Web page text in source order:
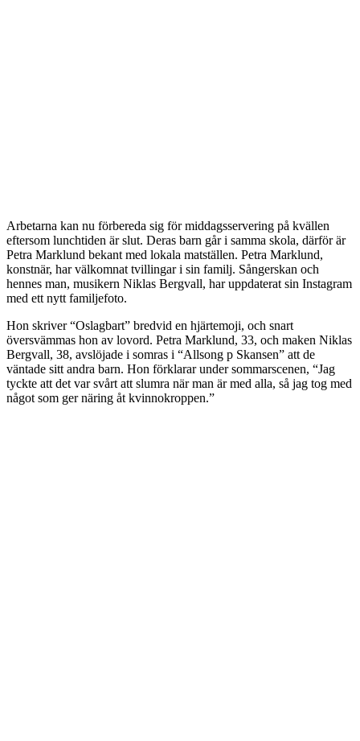
Arbetarna kan nu förbereda sig för middagsservering på kvällen
eftersom lunchtiden är slut. Deras barn går i samma skola, därför är
Petra Marklund bekant med lokala matställen. Petra Marklund,
konstnär, har välkomnat tvillingar i sin familj. Sångerskan och
hennes man, musikern Niklas Bergvall, har uppdaterat sin Instagram
med ett nytt familjefoto.
Hon skriver “Oslagbart” bredvid en hjärtemoji, och snart
översvämmas hon av lovord. Petra Marklund, 33, och maken Niklas
Bergvall, 38, avslöjade i somras i “Allsong p Skansen” att de
väntade sitt andra barn. Hon förklarar under sommarscenen, “Jag
tyckte att det var svårt att slumra när man är med alla, så jag tog med
något som ger näring åt kvinnokroppen.”